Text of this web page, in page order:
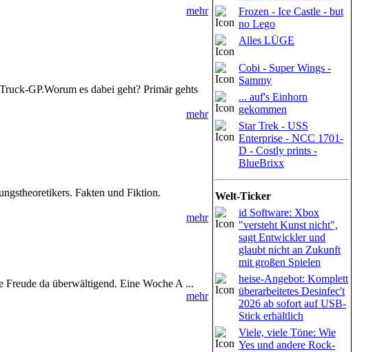
mehr
GP.Worum es dabei geht? Primär gehts
mehr
Fakten und Fiktion.
mehr
da überwältigend. Eine Woche A ...
mehr
Frozen - Ice Castle - but
no Lego
Alles LÜGE
Cobi - Super Wings -
Sammy
... auf's Einhorn
gekommen
Star Trek - USS
Enterprise - NCC 1701-
D - Costly prints -
BlueBrixx
Welt-Ticker
id Software: Xbox
"versteht Kunst nicht",
sagt Entwickler und
glaubt nicht an Zukunft
mit großen Spielen
heise-Angebot: Komplett
überarbeitetes Desinfec't
2026 ab sofort auf USB-
Stick erhältlich
Viele, viele Töne: Wie
Yes und andere Rock-